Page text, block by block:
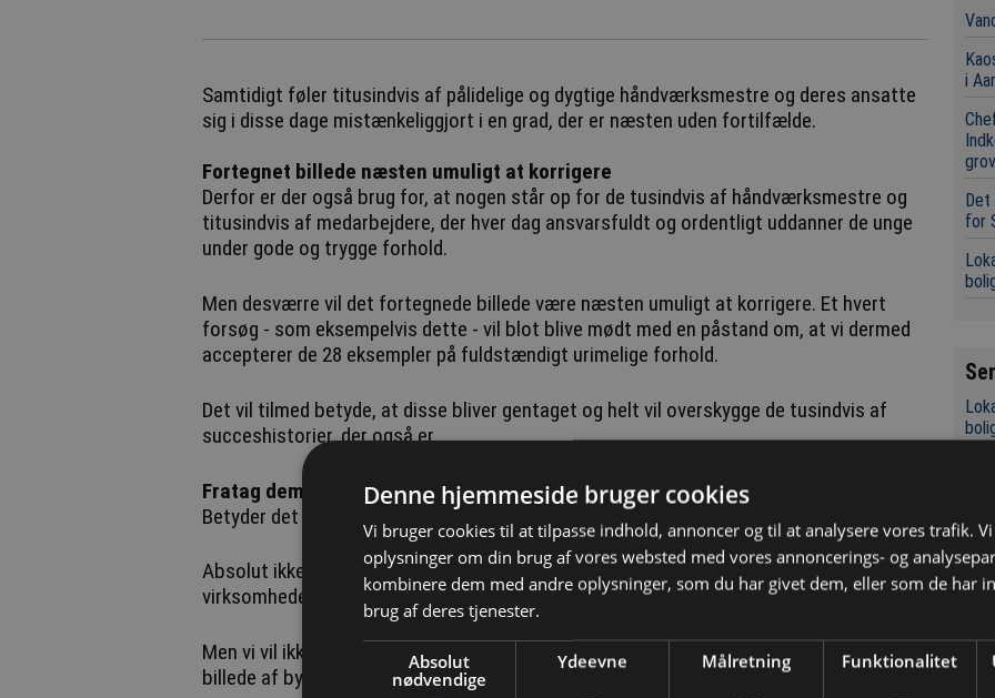
Samtidigt føler titusindvis af pålidelige og dygtige håndværksmestre og deres ansatte
sig i disse dage mistænkeliggjort i en grad, der er næsten uden fortilfælde.
Fortegnet billede næsten umuligt at korrigere
Derfor er der også brug for, at nogen står op for de tusindvis af håndværksmestre og
titusindvis af medarbejdere, der hver dag ansvarsfuldt og ordentligt uddanner de unge
under gode og trygge forhold.
Men desværre vil det fortegnede billede være næsten umuligt at korrigere. Et hvert
forsøg - som eksempelvis dette - vil blot blive mødt med en påstand om, at vi dermed
accepterer de 28 eksempler på fuldstændigt urimelige forhold.
Det vil tilmed betyde, at disse bliver gentaget og helt vil overskygge de tusindvis af
succeshistorier, der også er.
Fratag dem retten til at uddanne lærlinge
Betyder det så, at de 28 lærlinges historier ikke bør få konsekvenser?
Absolut ikke. Vi tager den type sager meget alvorligt, som vi altid gør. Disse
virksomheder bør naturligvis fratages retten til at uddanne lærlinge.
Men vi vil ikke sætte gang i en debat, der blot betyder, at et snævert og fortegnet
billede af byggeriets 190.000 ansatte bliver yderligere fortegnet.
i
Det
for
Denne hjemmeside bruger cookies
Vi bruger cookies til at tilpasse indhold, annoncer og til at analysere vores trafik.
oplysninger om din brug af vores websted med vores annoncerings- og
kombinere dem med andre oplysninger, som du har givet dem, eller som de har
brug af deres tjenester.
Absolut
nødvendige
Ydeevne Målretning Funktionalitet